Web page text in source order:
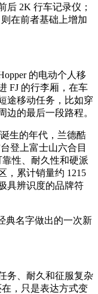
后 2K 行车记录仪；
则在前者基础上增加
的电动个人移
FJ 的行李厢，在车
途移动任务，比如穿
边的最后一段路程。
生的年代，兰德酷
登上富士山六合目
性、耐久性和硬派
，累计销量约 1215
具辨识度的品牌符
典名字做出的一次新
务、耐久和征服复杂
，只是表达方式变